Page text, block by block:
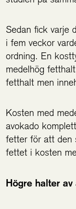
Sedan fick varje
i fem veckor
ordning. En
medelhög
fetthalt men
Kosten med
avokado
fetter för att den
fettet i kosten
Högre halter